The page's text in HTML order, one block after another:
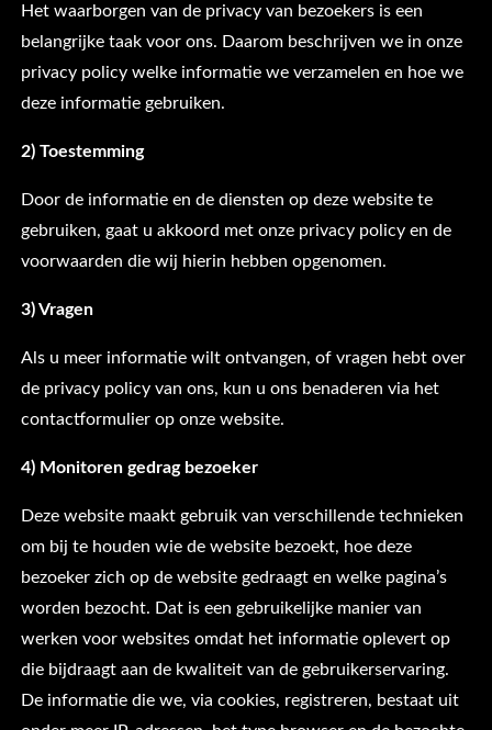
Het waarborgen van de privacy van bezoekers is een
belangrijke taak voor ons. Daarom beschrijven we in onze
privacy policy welke informatie we verzamelen en hoe we
deze informatie gebruiken.
2) Toestemming
Door de informatie en de diensten op deze website te
gebruiken, gaat u akkoord met onze privacy policy en de
voorwaarden die wij hierin hebben opgenomen.
3) Vragen
Als u meer informatie wilt ontvangen, of vragen hebt over
de privacy policy van ons, kun u ons benaderen via het
contactformulier op onze website.
4) Monitoren gedrag bezoeker
Deze website maakt gebruik van verschillende technieken
om bij te houden wie de website bezoekt, hoe deze
bezoeker zich op de website gedraagt en welke pagina’s
worden bezocht. Dat is een gebruikelijke manier van
werken voor websites omdat het informatie oplevert op
die bijdraagt aan de kwaliteit van de gebruikerservaring.
De informatie die we, via cookies, registreren, bestaat uit